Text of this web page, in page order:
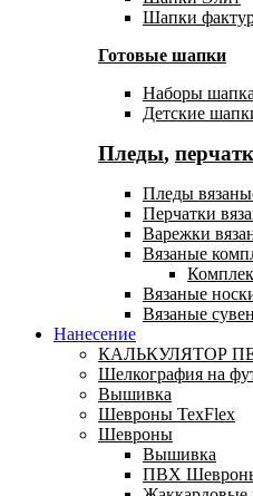
Шапки
Готовые шапки
Наборы
Детские
Пледы,
Пледы
Перчатки
Варежки
Вязаные
Вязаные
Вязаные
Нанесение
КАЛЬКУЛЯТОР
Шелкография на
Вышивка
Шевроны TexFlex
Шевроны
Вышивка
ПВХ